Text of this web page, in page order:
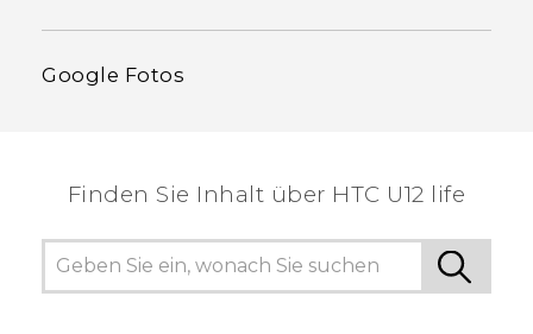
Google Fotos
Finden Sie Inhalt über‎ HTC U12 life